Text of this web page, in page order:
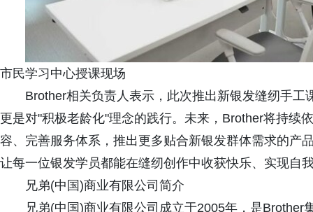
市民学习中心授课现场
Brother相关负责人表示，此次推出新银发缝纫手
更是对"积极老龄化"理念的践行。未来，Brother将持续
容、完善服务体系，推出更多贴合新银发群体需求的产
让每一位银发学员都能在缝纫创作中收获快乐、实现自
兄弟(中国)商业有限公司简介
兄弟(中国)商业有限公司成立于2005年，是